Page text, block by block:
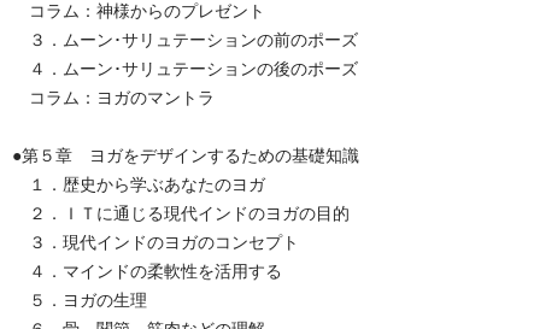
コラム：神様からのプレゼント
３．ムーン･サリュテーションの前のポーズ
４．ムーン･サリュテーションの後のポーズ
コラム：ヨガのマントラ
●第５章 ヨガをデザインするための基礎知識
１．歴史から学ぶあなたのヨガ
２．ＩＴに通じる現代インドのヨガの目的
３．現代インドのヨガのコンセプト
４．マインドの柔軟性を活用する
５．ヨガの生理